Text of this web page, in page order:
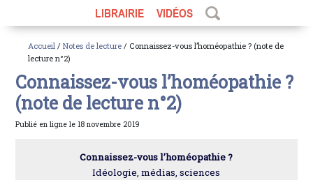
LIBRAIRIE
VIDÉOS
Accueil / Notes de lecture / Connaissez-vous l’homéopathie ? (note de
lecture n°2)
Connaissez-vous l’homéopathie ?
(note de lecture n°2)
Publié en ligne le 18 novembre 2019
Connaissez-vous l’homéopathie ?
Idéologie, médias, sciences